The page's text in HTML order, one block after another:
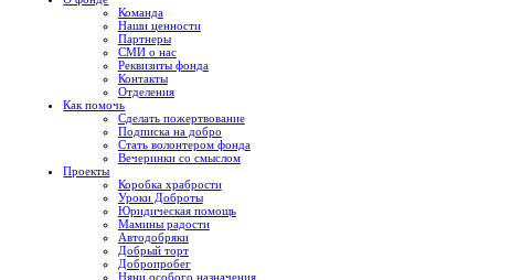
Команда
Наши ценности
Партнеры
СМИ о нас
Реквизиты фонда
Контакты
Отделения
Как помочь
Сделать пожертвование
Подписка на добро
Стать волонтером фонда
Вечеринки со смыслом
Проекты
Коробка храбрости
Уроки Доброты
Юридическая помощь
Мамины радости
Автодобряки
Добрый торт
Добропробег
Няни особого назначения